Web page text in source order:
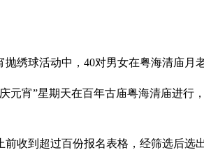
绣球活动中，40对男女在粤海清庙月
元宵”星期天在百年古庙粤海清庙进行
收到超过百份报名表格，经筛选后选